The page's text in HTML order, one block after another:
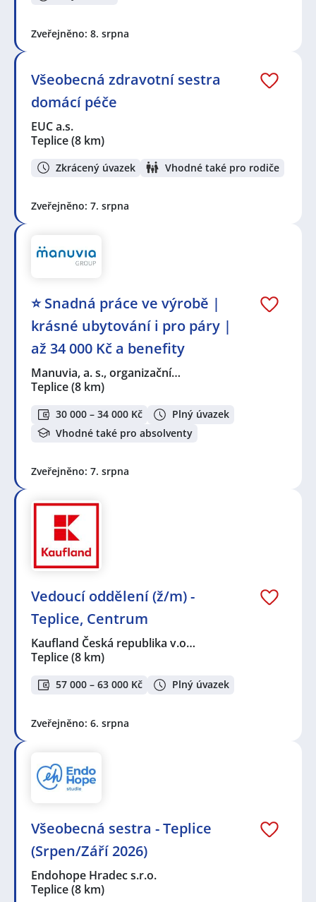
Zveřejněno: 8. srpna
Všeobecná zdravotní sestra
domácí péče
EUC a.s.
Teplice(8 km)
Zkrácený úvazek Vhodné také pro rodiče
Zveřejněno: 7. srpna
⭐ Snadná práce ve výrobě |
krásné ubytování i pro páry |
až 34 000 Kč a benefity
Manuvia, a. s., organizační…
Teplice(8 km)
30 000 – 34 000 Kč
Plný úvazek
Vhodné také pro absolventy
Zveřejněno: 7. srpna
Vedoucí oddělení (ž/m) -
Teplice, Centrum
Kaufland Česká republika v.o…
Teplice(8 km)
57 000 – 63 000 Kč Plný úvazek
Zveřejněno: 6. srpna
Všeobecná sestra - Teplice
(Srpen/Září 2026)
Endohope Hradec s.r.o.
Teplice(8 km)